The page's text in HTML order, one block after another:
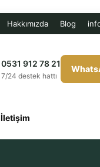
Hakkımızda Blog
0531 912 78 21
7/24 destek hattı
İletişim